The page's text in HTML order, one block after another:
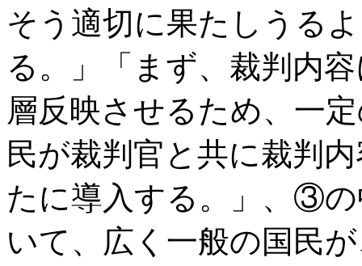
そう適切に果たしうる
る。」「まず、裁判内
層反映させるため、一
民が裁判官と共に裁判
たに導入する。」、③
いて、広く一般の国民